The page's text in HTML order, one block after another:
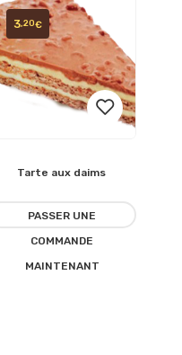
d’envies
Ajouter
à la
liste
Tarte aux daims
3 ,20€
PASSER UNE
COMMANDE
MAINTENANT